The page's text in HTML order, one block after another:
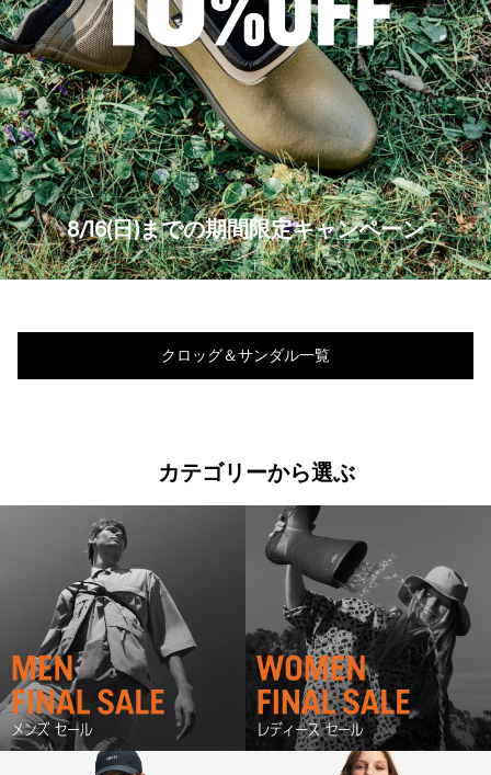
8/16(日)までの期間限定キャンペーン
クロッグ＆サンダル一覧
カテゴリーから選ぶ